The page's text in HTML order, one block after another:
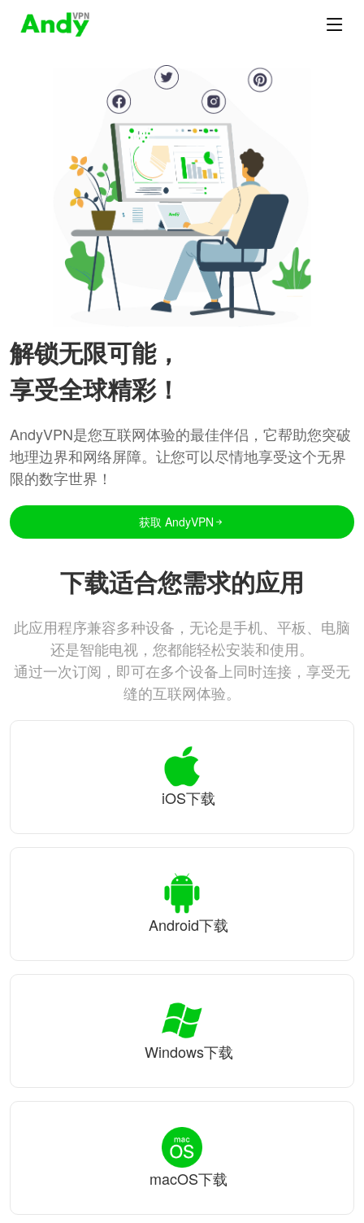
解锁无限可能，
享受全球精彩！
AndyVPN是您互联网体验的最佳伴侣，它帮助您突破
地理边界和网络屏障。让您可以尽情地享受这个无界
限的数字世界！
获取 AndyVPN
下载适合您需求的应用
此应用程序兼容多种设备，无论是手机、平板、电脑
还是智能电视，您都能轻松安装和使用。
通过一次订阅，即可在多个设备上同时连接，享受无
缝的互联网体验。
iOS下载
Android下载
Windows下载
macOS下载